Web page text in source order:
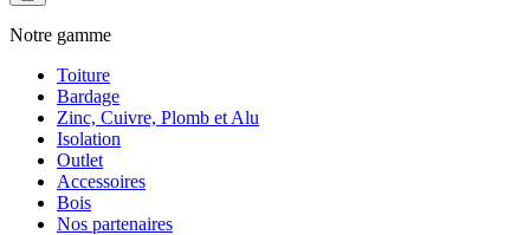
Notre gamme
Toiture
Bardage
Zinc, Cuivre, Plomb et Alu
Isolation
Outlet
Accessoires
Bois
Nos partenaires